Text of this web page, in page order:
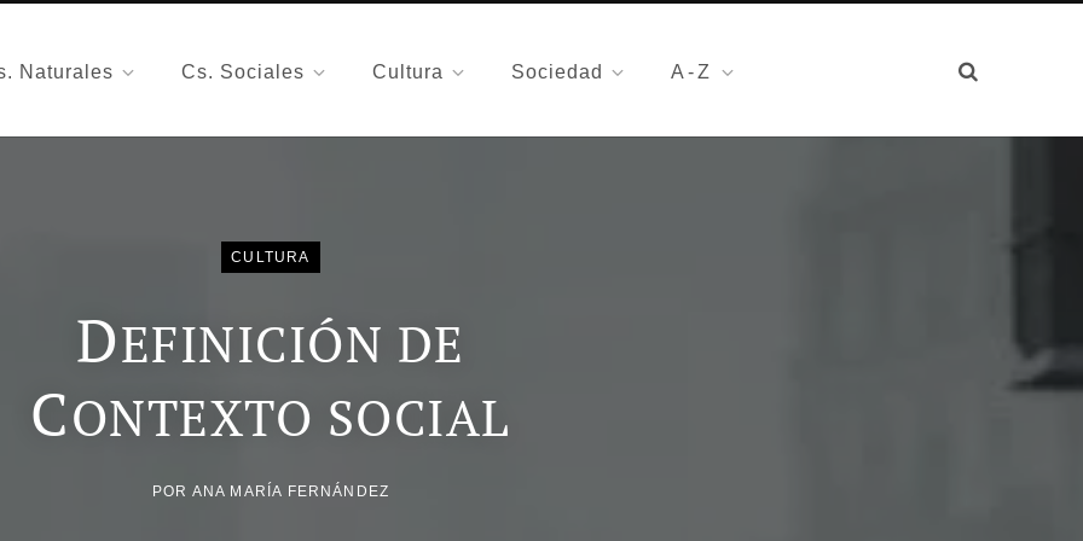
Naturales Cs. Sociales Cultura Sociedad A-Z
CULTURA
DEFINICIÓN DE
CONTEXTO SOCIAL
POR ANA MARÍA FERNÁNDEZ